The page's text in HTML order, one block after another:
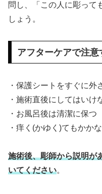
問し、「この人に彫って
しょう。
アフターケアで注意
・保護シートをすぐに外
・施術直後にしてはいけ
・お風呂後は清潔に保つ
・痒く(かゆく)てもかか
施術後、彫師から説明が
いてください。